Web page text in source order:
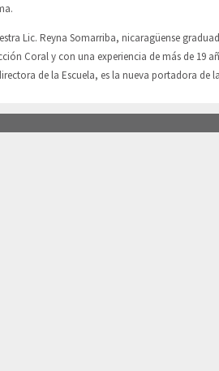
Lic. Reyna Somarriba, nicaragüense
Coral y con una experiencia de más de 19
de la Escuela, es la nueva portadora de